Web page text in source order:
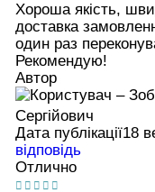
Хороша якість,
доставка
один раз
Рекомендую!
Автор
Сергійович
Дата публікації18
відповідь
Отлично